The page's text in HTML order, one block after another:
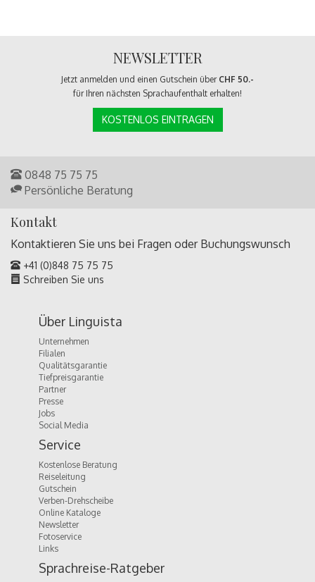
NEWSLETTER
Jetzt anmelden und einen Gutschein über CHF 50.-
für Ihren nächsten Sprachaufenthalt erhalten!
KOSTENLOS EINTRAGEN
0848 75 75 75
Persönliche Beratung
Kontakt
Kontaktieren Sie uns bei Fragen oder Buchungswunsch
+41 (0)848 75 75 75
Schreiben Sie uns
Über Linguista
Unternehmen
Filialen
Qualitätsgarantie
Tiefpreisgarantie
Partner
Presse
Jobs
Social Media
Service
Kostenlose Beratung
Reiseleitung
Gutschein
Verben-Drehscheibe
Online Kataloge
Newsletter
Fotoservice
Links
Sprachreise-Ratgeber